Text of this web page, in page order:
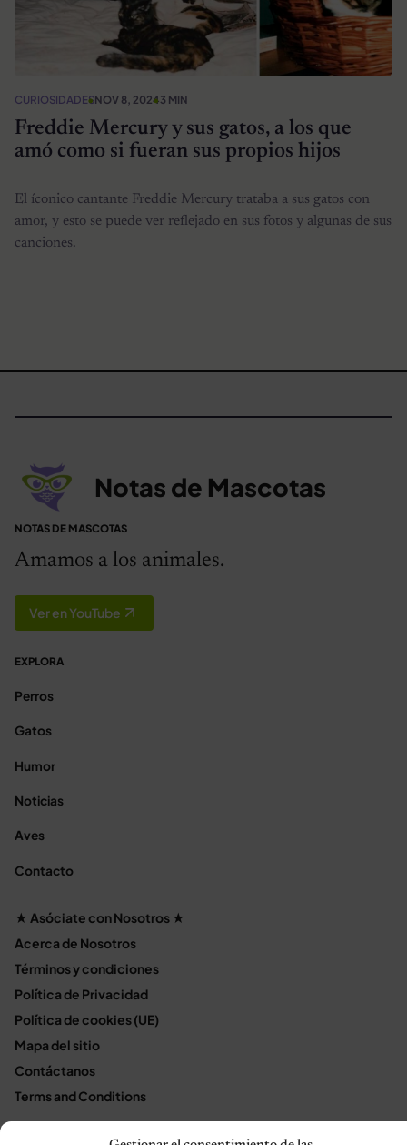
CURIOSIDADESNOV 8, 20243 MIN
Freddie Mercury y sus gatos, a los que
amó como si fueran sus propios hijos
El íconico cantante Freddie Mercury trataba a sus gatos con
amor, y esto se puede ver reflejado en sus fotos y algunas de sus
canciones.
Notas de Mascotas
NOTAS DE MASCOTAS
Amamos a los animales.
Ver en YouTube
EXPLORA
Perros
Gatos
Humor
Noticias
Aves
Contacto
★ Asóciate con Nosotros ★
Acerca de Nosotros
Términos y condiciones
Política de Privacidad
Política de cookies (UE)
Mapa del sitio
Contáctanos
Terms and Conditions